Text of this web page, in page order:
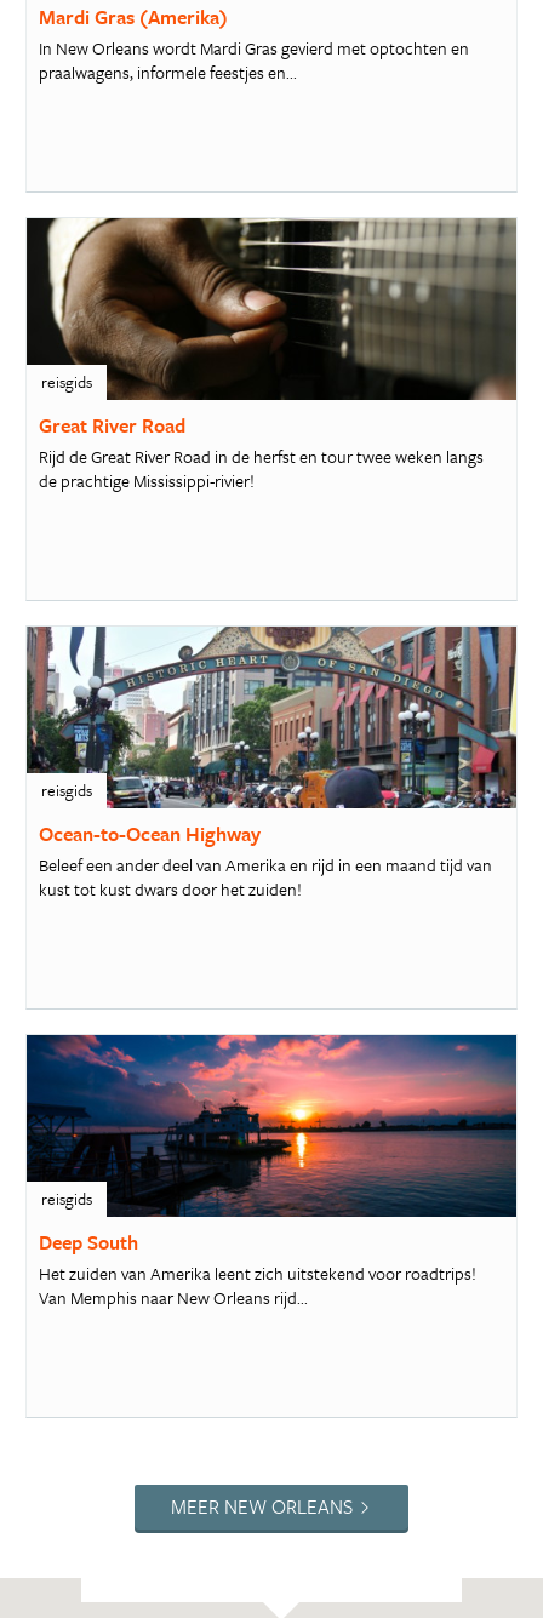
Mardi Gras (Amerika)
In New Orleans wordt Mardi Gras gevierd met optochten en
praalwagens, informele feestjes en...
reisgids
Great River Road
Rijd de Great River Road in de herfst en tour twee weken langs
de prachtige Mississippi-rivier!
reisgids
Ocean-to-Ocean Highway
Beleef een ander deel van Amerika en rijd in een maand tijd van
kust tot kust dwars door het zuiden!
reisgids
Deep South
Het zuiden van Amerika leent zich uitstekend voor roadtrips!
Van Memphis naar New Orleans rijd...
MEER NEW ORLEANS